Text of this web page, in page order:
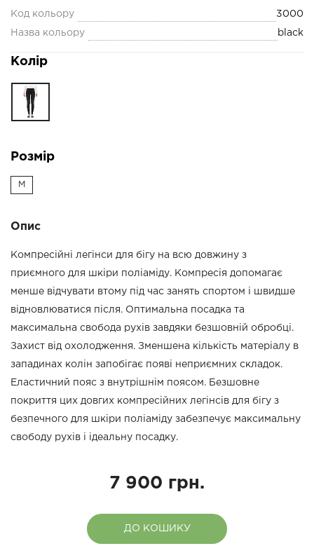
Код кольору 3000
Назва кольору black
Колір
Розмір
M
Опис
Компресійні легінси для бігу на всю довжину з
приємного для шкіри поліаміду. Компресія допомагає
менше відчувати втому під час занять спортом і швидше
відновлюватися після. Оптимальна посадка та
максимальна свобода рухів завдяки безшовній обробці.
Захист від охолодження. Зменшена кількість матеріалу в
западинах колін запобігає появі неприємних складок.
Еластичний пояс з внутрішнім поясом. Безшовне
покриття цих довгих компресійних легінсів для бігу з
безпечного для шкіри поліаміду забезпечує максимальну
свободу рухів і ідеальну посадку.
7 900 грн.
ДО КОШИКУ